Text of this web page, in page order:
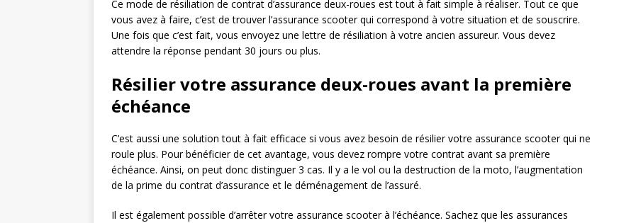
Ce mode de résiliation de contrat d’assurance deux-roues est tout à fait simple à réaliser. Tout ce que
vous avez à faire, c’est de trouver l’assurance scooter qui correspond à votre situation et de souscrire.
Une fois que c’est fait, vous envoyez une lettre de résiliation à votre ancien assureur. Vous devez
attendre la réponse pendant 30 jours ou plus.
Résilier votre assurance deux-roues avant la première
échéance
C’est aussi une solution tout à fait efficace si vous avez besoin de résilier votre assurance scooter qui ne
roule plus. Pour bénéficier de cet avantage, vous devez rompre votre contrat avant sa première
échéance. Ainsi, on peut donc distinguer 3 cas. Il y a le vol ou la destruction de la moto, l’augmentation
de la prime du contrat d’assurance et le déménagement de l’assuré.
Il est également possible d’arrêter votre assurance scooter à l’échéance. Sachez que les assurances